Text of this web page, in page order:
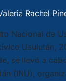
Rachel
Nacional de
Usulután,
se llevó a
(INU),